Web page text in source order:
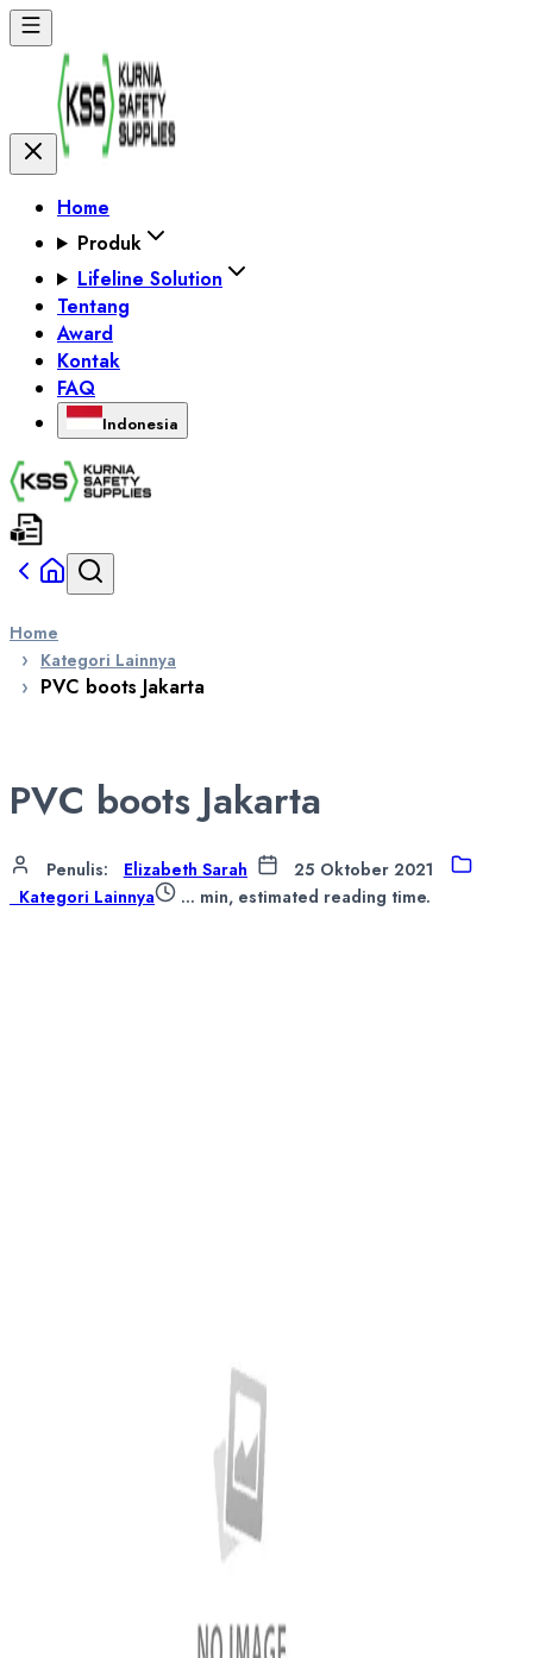
Home
Produk
Lifeline Solution
Tentang
Award
Kontak
FAQ
Indonesia
Home
Kategori Lainnya
PVC boots Jakarta
PVC boots Jakarta
Penulis: Elizabeth Sarah
25 Oktober 2021
Kategori Lainnya
... min, estimated reading time.